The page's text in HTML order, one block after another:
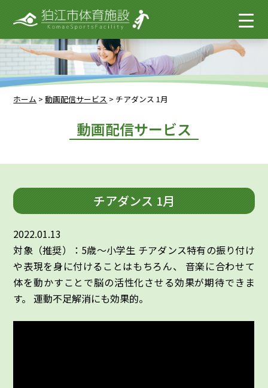
ホーム >動画配信サービス > チアダンス 1月
動画配信サービス
チアダンス 1月
2022.01.13
対象（推奨）：5歳～小学生 チアダンス特有の振り付け
や表現を身に付けることはもちろん、 音楽に合わせて
体を動かすことで脳の活性化させる効果が期待できま
す。 運動不足解消にも効果的。